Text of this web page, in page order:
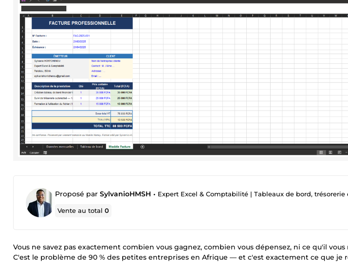
Proposé par SylvanioHMSH • Expert Excel & Comptabilité | Tableaux de bord,
Vente au total0
Vous ne savez pas exactement combien vous gagnez, combien vous dépensez, ni ce qu'il
C'est le problème de 90 % des petites entreprises en Afrique — et c'est exactement ce que je